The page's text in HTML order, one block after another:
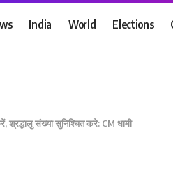
India World Elections
संख्या सुनिश्चित करे: CM धामी